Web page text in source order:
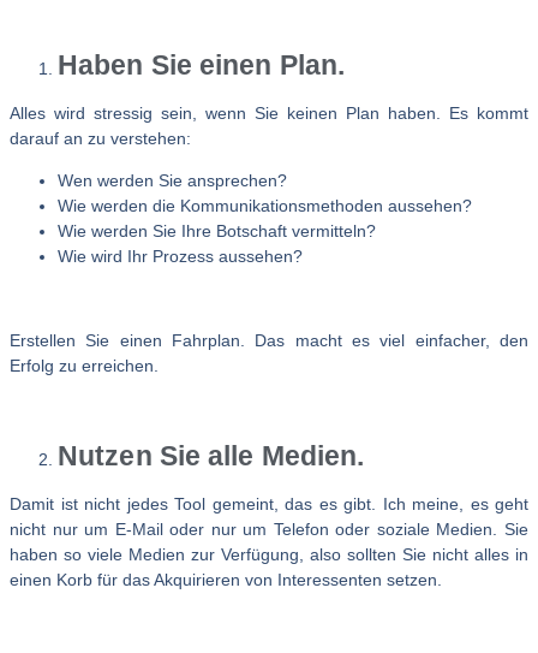
Haben Sie einen Plan.
Alles wird stressig sein, wenn Sie keinen Plan haben. Es kommt
darauf an zu verstehen:
Wen werden Sie ansprechen?
Wie werden die Kommunikationsmethoden aussehen?
Wie werden Sie Ihre Botschaft vermitteln?
Wie wird Ihr Prozess aussehen?
Erstellen Sie einen Fahrplan. Das macht es viel einfacher, den
Erfolg zu erreichen.
Nutzen Sie alle Medien.
Damit ist nicht jedes Tool gemeint, das es gibt. Ich meine, es geht
nicht nur um E-Mail oder nur um Telefon oder soziale Medien. Sie
haben so viele Medien zur Verfügung, also sollten Sie nicht alles in
einen Korb für das Akquirieren von Interessenten setzen.